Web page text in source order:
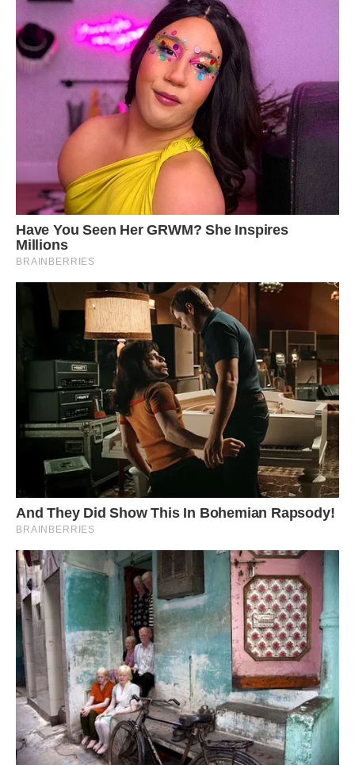
Брат вислухав історію, сказав, щоб вона збиралася,
поїдуть до батьків. Не треба боятися, він буде з нею.
Потрібно забрати документи і одяг.
Вони поїхали, батьки жили в невеликому селищі в
приватному будинку. Він взяв Світлану за руку і пішов з
нею в будинок. Вітчим був один, побачивши у вікно брата
зі Світланою, перегородив шлях. Брат молодий і міцний
чоловік, він взяв мужичка під шиєю за воріт, підняв її і
притиснув до стінки.
– Світлана, проходь і роби, що тобі потрібно, не бійся.
Мужик зашипів: «Сволота, кинь, зараз подзвоню в міліцію
– сядеш. Забирай свою шaлaвy і вали звідси ».
– Заткнись, – сказав, брат і викинув мужика на вулицю, –
будеш гаркає, сядеш ти, разом зі своєю бабою. Скажи
дякую, що Світлана не подала на тебе в суд.
Світла зібрала речі, забрала документи і вони поїхали.